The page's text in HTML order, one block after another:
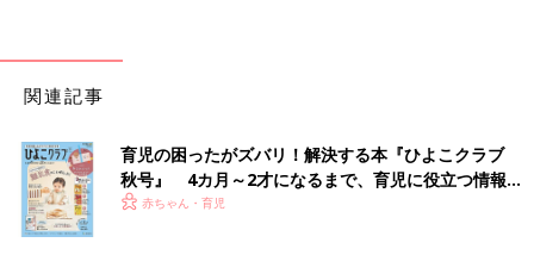
関連記事
育児の困ったがズバリ！解決する本『ひよこクラブ
秋号』 4カ月～2才になるまで、育児に役立つ情報が
いっぱい！
赤ちゃん・育児